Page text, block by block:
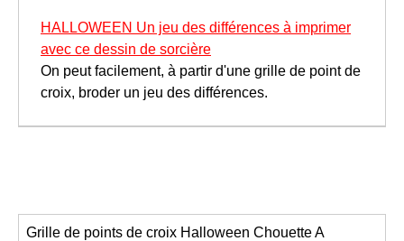
HALLOWEEN Un jeu des différences à imprimer
avec ce dessin de sorcière
On peut facilement, à partir d'une grille de point de
croix, broder un jeu des différences.
Grille de points de croix Halloween ChouetteA